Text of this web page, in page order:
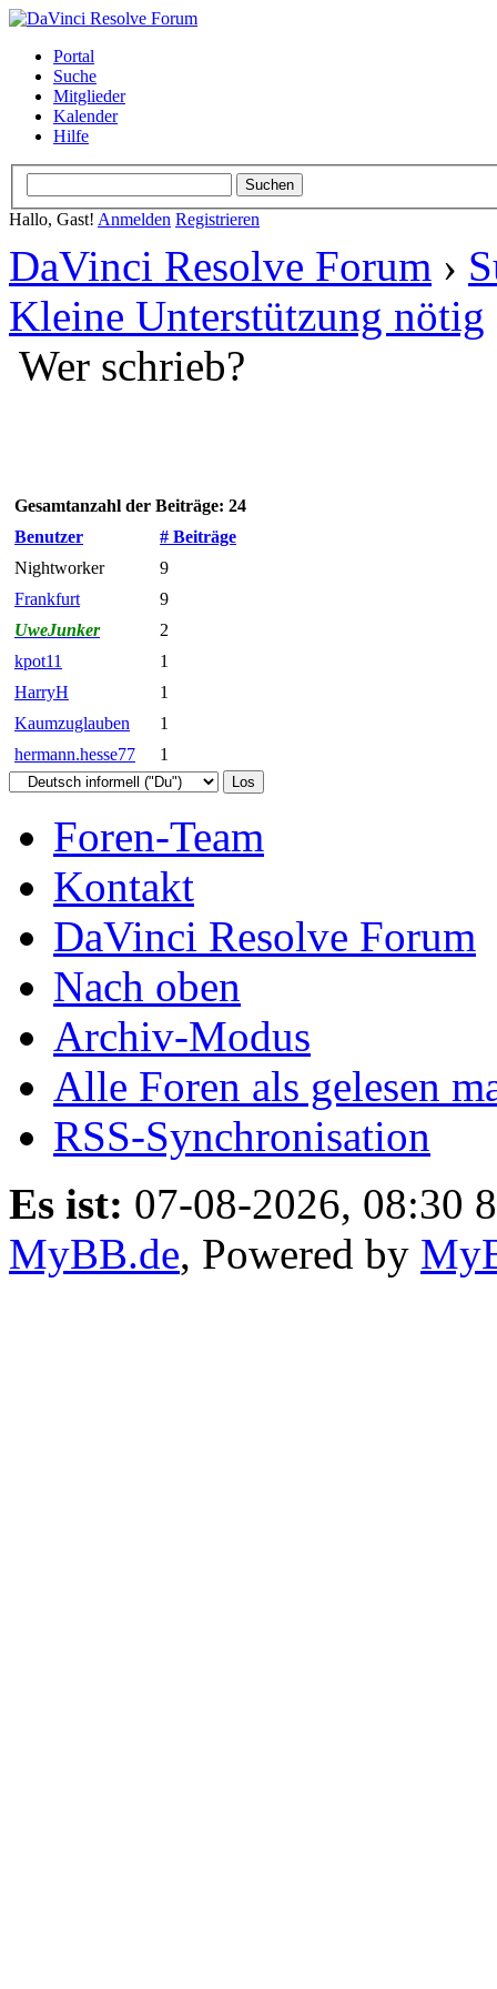
Portal
Suche
Mitglieder
Kalender
Hilfe
Hallo, Gast! Anmelden Registrieren
DaVinci Resolve Forum ›
Kleine Unterstützung nötig
Wer schrieb?
Gesamtanzahl der Beiträge: 24
Benutzer
# Beiträge
Nightworker
9
Frankfurt
9
UweJunker
2
kpot11
1
HarryH
1
Kaumzuglauben
1
hermann.hesse77
1
Foren-Team
Kontakt
DaVinci Resolve Forum
Nach oben
Archiv-Modus
Alle Foren als gelesen
RSS-Synchronisation
Es ist: 07-08-2026, 08:30 8
MyBB.de, Powered by